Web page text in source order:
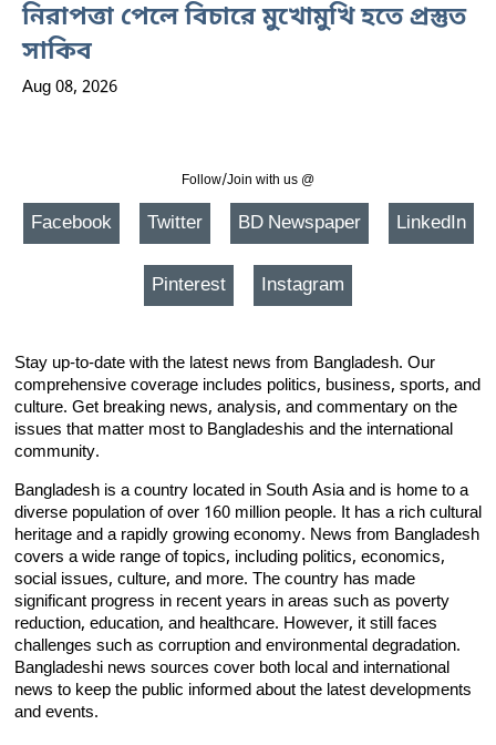
নিরাপত্তা পেলে বিচারে মুখোমুখি হতে প্রস্তুত
সাকিব
Aug 08, 2026
Follow/Join with us @
Facebook Twitter BD Newspaper LinkedIn
Pinterest Instagram
Stay up-to-date with the latest news from Bangladesh. Our
comprehensive coverage includes politics, business, sports, and
culture. Get breaking news, analysis, and commentary on the
issues that matter most to Bangladeshis and the international
community.
Bangladesh is a country located in South Asia and is home to a
diverse population of over 160 million people. It has a rich cultural
heritage and a rapidly growing economy. News from Bangladesh
covers a wide range of topics, including politics, economics,
social issues, culture, and more. The country has made
significant progress in recent years in areas such as poverty
reduction, education, and healthcare. However, it still faces
challenges such as corruption and environmental degradation.
Bangladeshi news sources cover both local and international
news to keep the public informed about the latest developments
and events.